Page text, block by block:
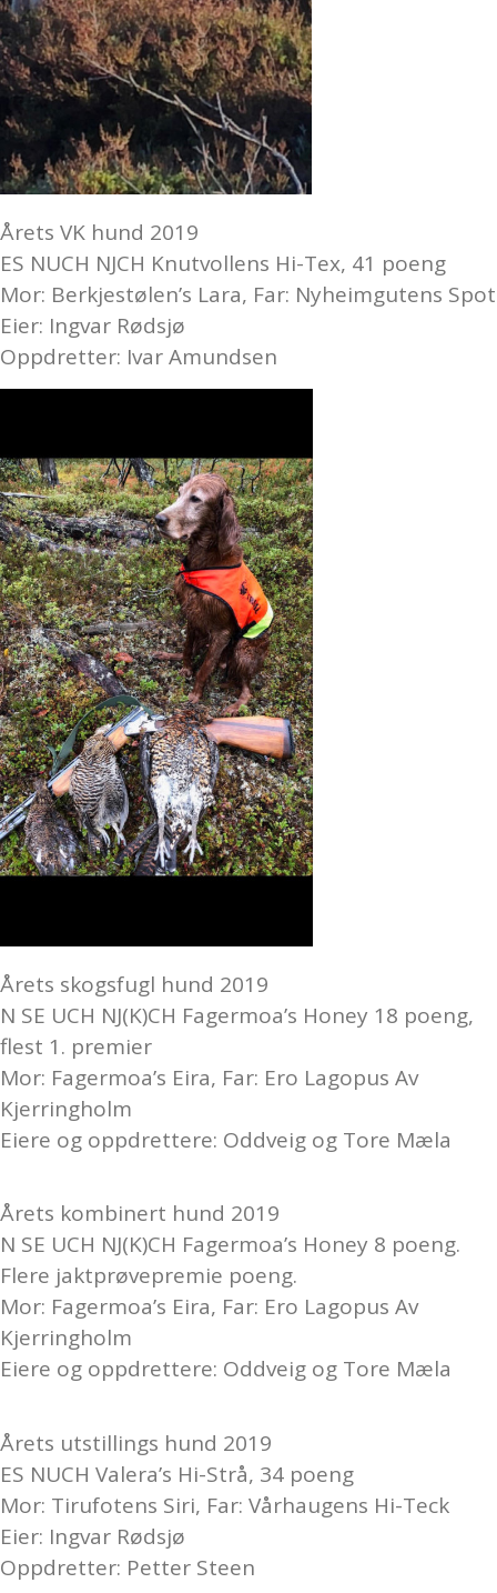
Årets VK hund 2019
ES NUCH NJCH Knutvollens Hi-Tex, 41 poeng
Mor: Berkjestølen’s Lara, Far: Nyheimgutens Spot
Eier: Ingvar Rødsjø
Oppdretter: Ivar Amundsen
Årets skogsfugl hund 2019
N SE UCH NJ(K)CH Fagermoa’s Honey 18 poeng,
flest 1. premier
Mor: Fagermoa’s Eira, Far: Ero Lagopus Av
Kjerringholm
Eiere og oppdrettere: Oddveig og Tore Mæla
Årets kombinert hund 2019
N SE UCH NJ(K)CH Fagermoa’s Honey 8 poeng.
Flere jaktprøvepremie poeng.
Mor: Fagermoa’s Eira, Far: Ero Lagopus Av
Kjerringholm
Eiere og oppdrettere: Oddveig og Tore Mæla
Årets utstillings hund 2019
ES NUCH Valera’s Hi-Strå, 34 poeng
Mor: Tirufotens Siri, Far: Vårhaugens Hi-Teck
Eier: Ingvar Rødsjø
Oppdretter: Petter Steen